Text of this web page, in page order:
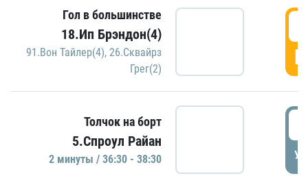
Гол в большинстве
18.Ип Брэндон(4)
91.Вон Тайлер(4), 26.Сквайрз
Грег(2)
Толчок на борт
5.Спроул Райан
2 минуты / 36:30 - 38:30